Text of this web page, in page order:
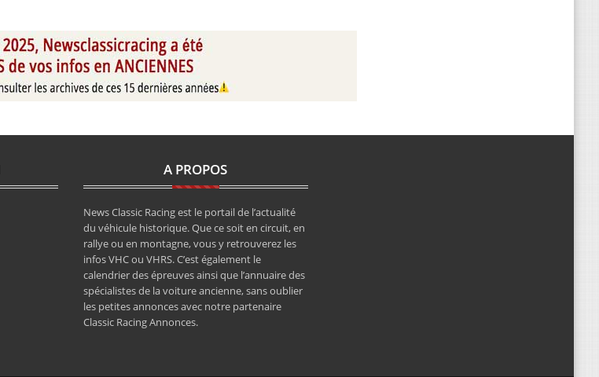
A PROPOS
News Classic Racing est le portail de l’actualité
du véhicule historique. Que ce soit en circuit, en
rallye ou en montagne, vous y retrouverez les
infos VHC ou VHRS. C’est également le
calendrier des épreuves ainsi que l’annuaire des
spécialistes de la voiture ancienne, sans oublier
les petites annonces avec notre partenaire
Classic Racing Annonces.